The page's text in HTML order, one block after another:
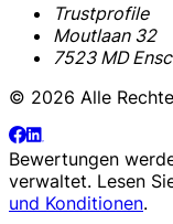
Trustprofile
Moutlaan 32
7523 MD
© 2026 Alle
Bewertungen
verwaltet. Lesen
und Konditionen.